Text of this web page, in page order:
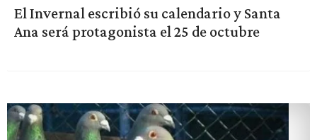
El Invernal escribió su calendario y Santa
Ana será protagonista el 25 de octubre